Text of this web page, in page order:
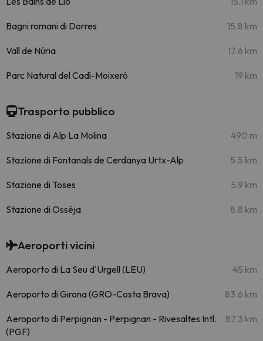
Bagni romani di Dorres 15.8 km
Vall de Núria 17.6 km
Parc Natural del Cadí-Moixeró 19 km
Trasporto pubblico
Stazione di Alp La Molina 490 m
Stazione di Fontanals de Cerdanya Urtx-Alp 5.5 km
Stazione di Toses 5.9 km
Stazione di Osséja 8.8 km
Aeroporti vicini
Aeroporto di La Seu d'Urgell (LEU) 45 km
Aeroporto di Girona (GRO-Costa Brava) 83.6 km
Aeroporto di Perpignan - Perpignan - Rivesaltes Intl.
(PGF)
87.3 km